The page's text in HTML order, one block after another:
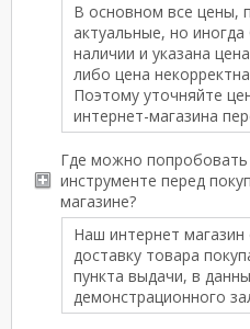
В основном все цены,
актуальные, но
наличии и указана
либо цена
Поэтому уточняйте
интернет-магазина
Где можно
инструменте перед
магазине?
Наш интернет
доставку товара
пункта выдачи, в
демонстрационного